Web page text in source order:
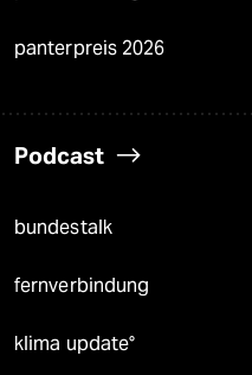
panterpreis 2026
Podcast
bundestalk
fernverbindung
klima update°